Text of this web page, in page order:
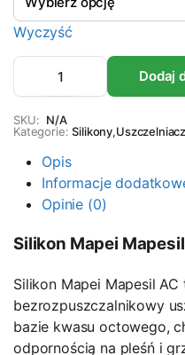
38,15 zł
Wyczyść
MAPEI
MAPESIL
AC
310ml
Dodaj
SKU: N/A
Kategorie: Silikony,
Opis
Informacje
Opinie (0)
Silikon Mapei
Silikon Mapei Mapesil AC
bezrozpuszczalnikowy
bazie kwasu octowego,
odpornością na pleśń i